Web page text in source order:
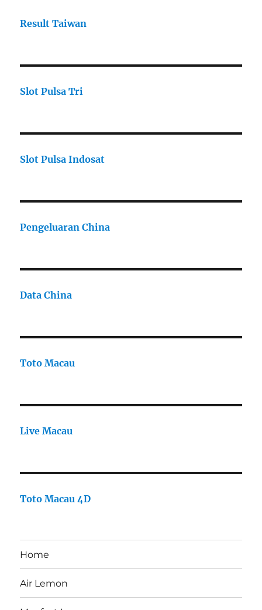
Result Taiwan
Slot Pulsa Tri
Slot Pulsa Indosat
Pengeluaran China
Data China
Toto Macau
Live Macau
Toto Macau 4D
Home
Air Lemon